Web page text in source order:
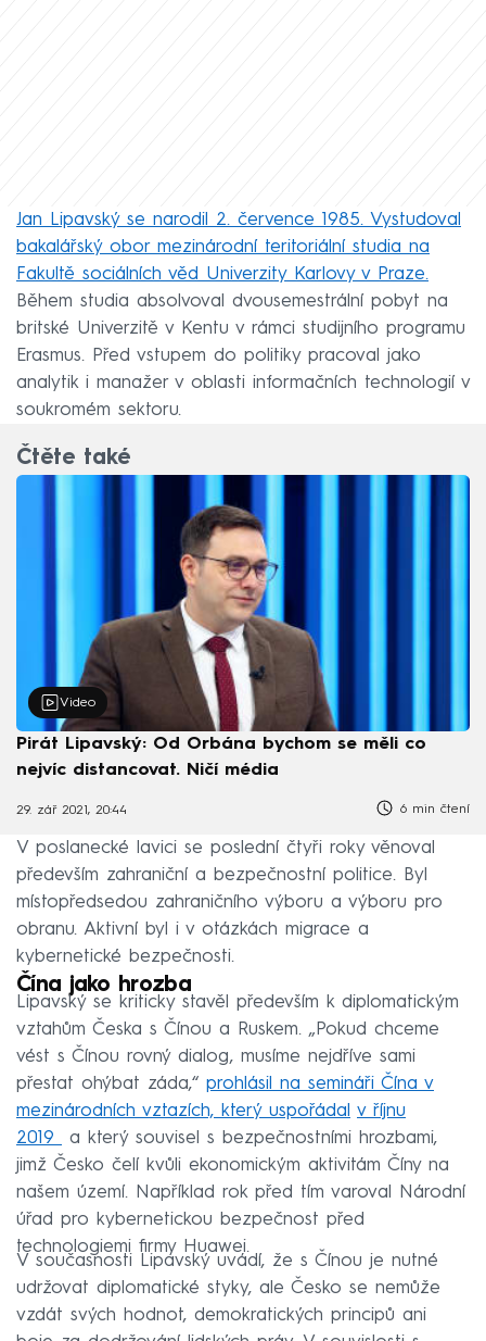
Jan Lipavský se narodil 2. července 1985. Vystudoval
bakalářský obor mezinárodní teritoriální studia na
Fakultě sociálních věd Univerzity Karlovy v Praze.
Během studia absolvoval dvousemestrální pobyt na
britské Univerzitě v Kentu v rámci studijního programu
Erasmus. Před vstupem do politiky pracoval jako
analytik i manažer v oblasti informačních technologií v
soukromém sektoru.
Čtěte také
Video
Pirát Lipavský: Od Orbána bychom se měli co
nejvíc distancovat. Ničí média
29. zář 2021, 20:44 6 min čtení
V poslanecké lavici se poslední čtyři roky věnoval
především zahraniční a bezpečnostní politice. Byl
místopředsedou zahraničního výboru a výboru pro
obranu. Aktivní byl i v otázkách migrace a
kybernetické bezpečnosti.
Čína jako hrozba
Lipavský se kriticky stavěl především k diplomatickým
vztahům Česka s Čínou a Ruskem. „Pokud chceme
vést s Čínou rovný dialog, musíme nejdříve sami
přestat ohýbat záda,“ prohlásil na semináři Čína v
mezinárodních vztazích, který uspořádal v říjnu
2019
a který souvisel s bezpečnostními hrozbami,
jimž Česko čelí kvůli ekonomickým aktivitám Číny na
našem území. Například rok před tím varoval Národní
úřad pro kybernetickou bezpečnost před
technologiemi firmy Huawei.
V současnosti Lipavský uvádí, že s Čínou je nutné
udržovat diplomatické styky, ale Česko se nemůže
vzdát svých hodnot, demokratických principů ani